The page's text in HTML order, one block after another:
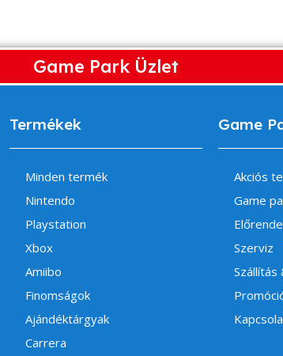
Game Park Üzlet
Termékek
Minden termék
Nintendo
Playstation
Xbox
Amiibo
Finomságok
Ajándéktárgyak
Carrera
Game
Akciós
Game
Szerviz
Szállítás